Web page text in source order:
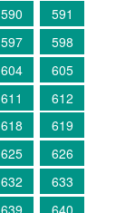
590
591
597
598
604
605
611
612
618
619
625
626
632
633
639 640